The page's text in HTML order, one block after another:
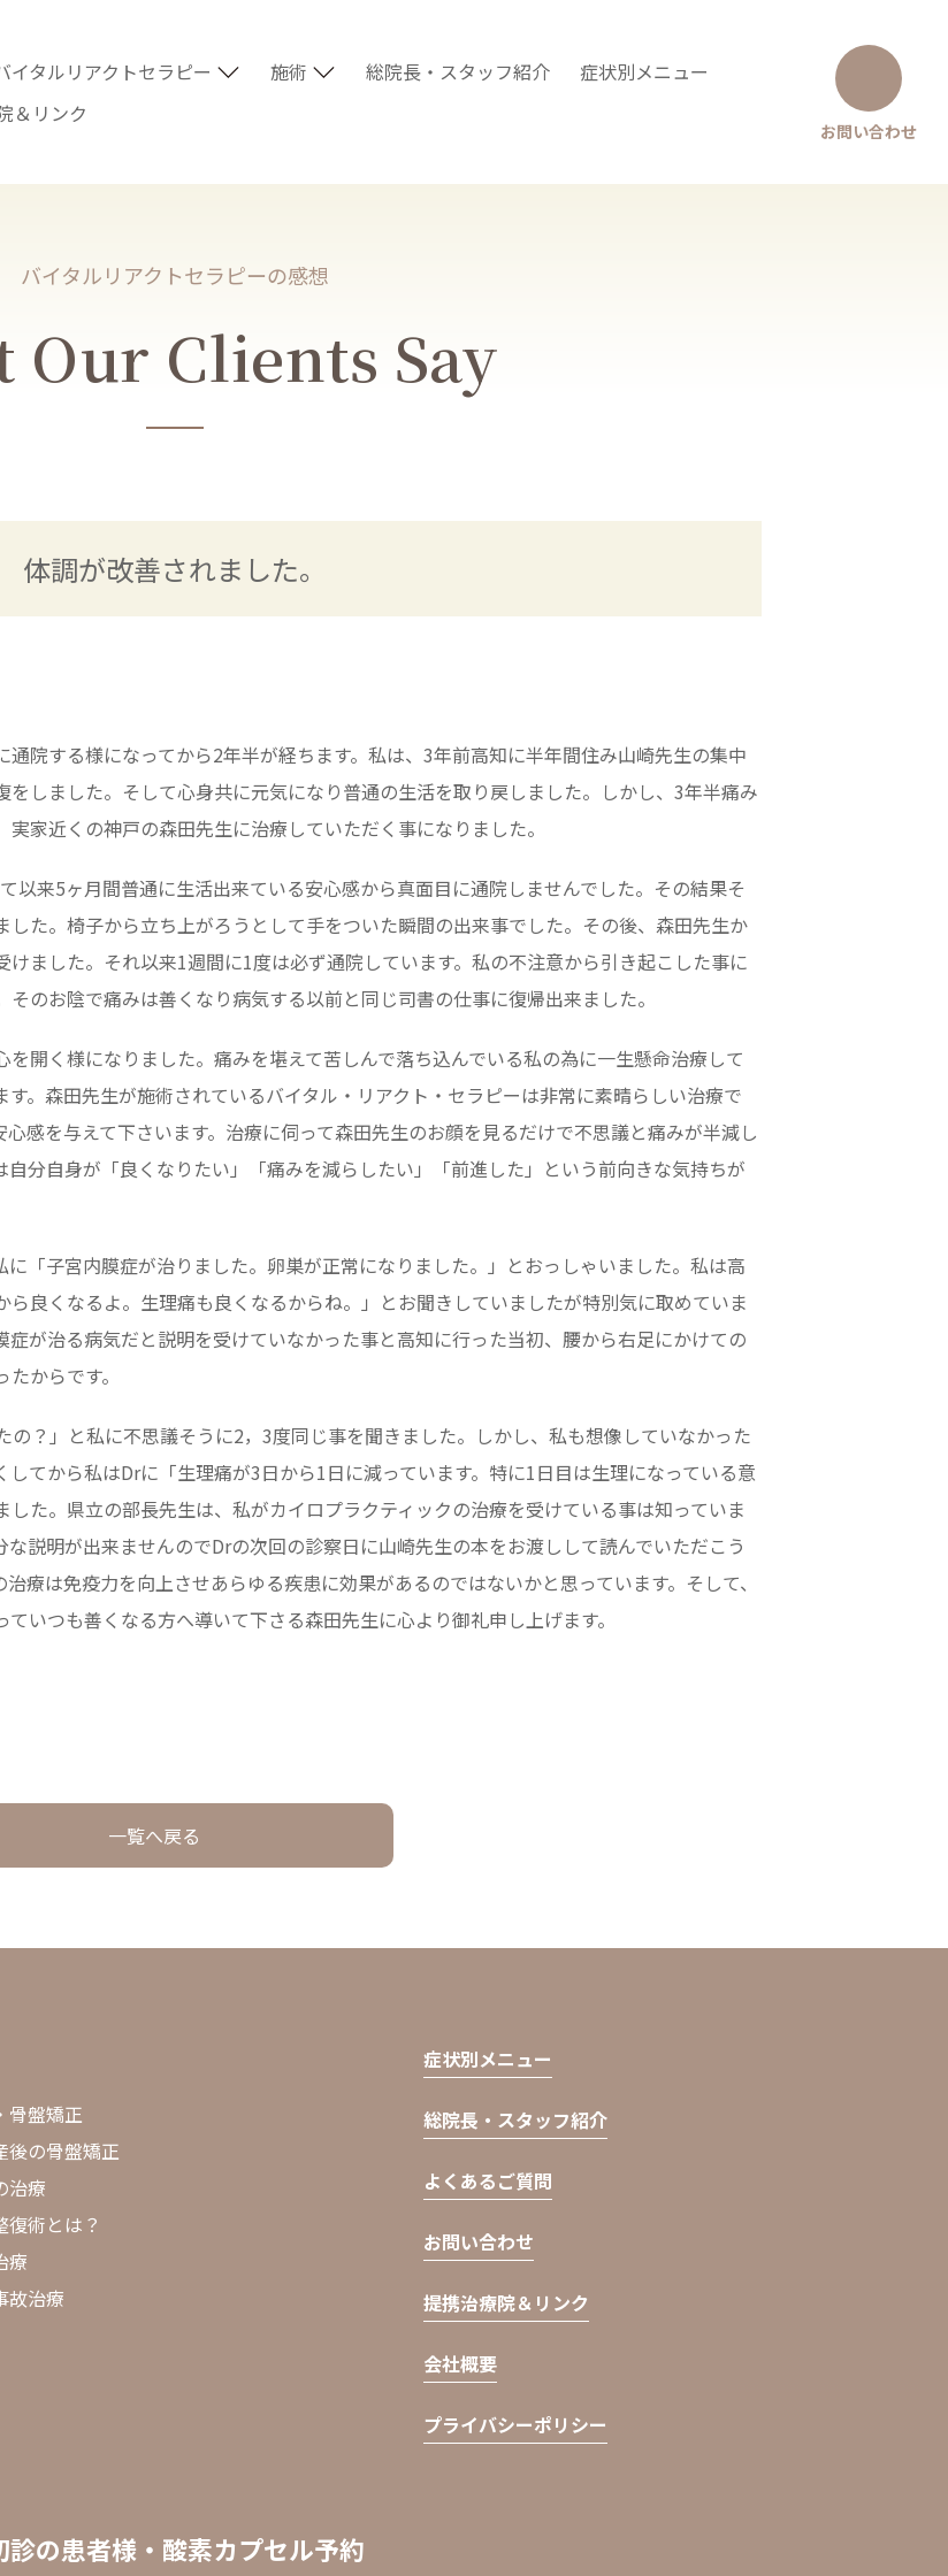
イタルリアクトセラピー 施術 総院長・スタッフ紹介
症状別メニュー
＆リンク
お問い合わせ
バイタルリアクトセラピーの感想
Our Clients Say
体調が改善されました。
院する様になってから2年半が経ちます。私は、3年前高知に半年間住み山崎先生の集中
しました。そして心身共に元気になり普通の生活を取り戻しました。しかし、3年半痛み
家近くの神戸の森田先生に治療していただく事になりました。
以来5ヶ月間普通に生活出来ている安心感から真面目に通院しませんでした。その結果そ
た。椅子から立ち上がろうとして手をついた瞬間の出来事でした。その後、森田先生か
ました。それ以来1週間に1度は必ず通院しています。私の不注意から引き起こした事に
のお陰で痛みは善くなり病気する以前と同じ司書の仕事に復帰出来ました。
開く様になりました。痛みを堪えて苦しんで落ち込んでいる私の為に一生懸命治療して
。森田先生が施術されているバイタル・リアクト・セラピーは非常に素晴らしい治療で
感を与えて下さいます。治療に伺って森田先生のお顔を見るだけで不思議と痛みが半減し
分自身が「良くなりたい」「痛みを減らしたい」「前進した」という前向きな気持ちが
「子宮内膜症が治りました。卵巣が正常になりました。」とおっしゃいました。私は高
良くなるよ。生理痛も良くなるからね。」とお聞きしていましたが特別気に取めていま
が治る病気だと説明を受けていなかった事と高知に行った当初、腰から右足にかけての
からです。
？」と私に不思議そうに2，3度同じ事を聞きました。しかし、私も想像していなかった
てから私はDrに「生理痛が3日から1日に減っています。特に1日目は生理になっている意
た。県立の部長先生は、私がカイロプラクティックの治療を受けている事は知っていま
説明が出来ませんのでDrの次回の診察日に山崎先生の本をお渡しして読んでいただこう
療は免疫力を向上させあらゆる疾患に効果があるのではないかと思っています。そして、
いつも善くなる方へ導いて下さる森田先生に心より御礼申し上げます。
一覧へ戻る
骨盤矯正
後の骨盤矯正
治療
復術とは？
療
故治療
症状別メニュー
総院長・スタッフ紹介
よくあるご質問
お問い合わせ
提携治療院＆リンク
会社概要
プライバシーポリシー
診の患者様・酸素カプセル予約